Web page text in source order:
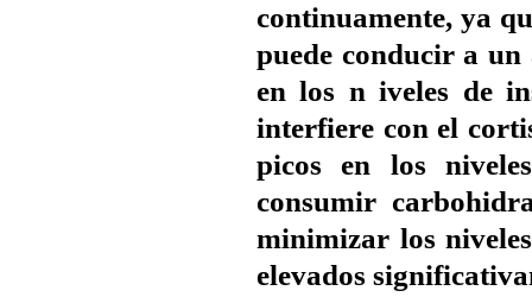
continuamente, ya
puede conducir a un
en los n iveles de
interfiere con el
picos en los
consumir
minimizar los
elevados